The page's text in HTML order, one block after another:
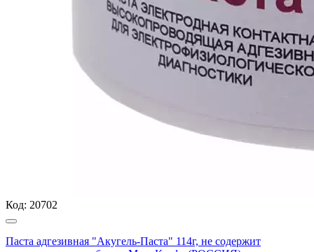
Код: 20702
Паста адгезивная "Акугель-Паста" 114г, не содержит